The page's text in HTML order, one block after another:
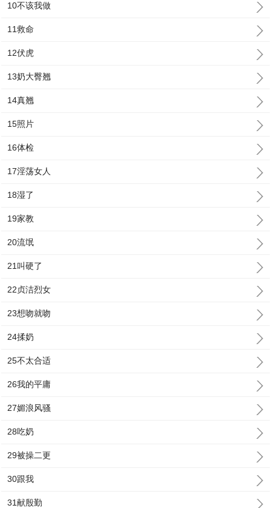
10不该我做
11救命
12伏虎
13奶大臀翘
14真翘
15照片
16体检
17淫荡女人
18湿了
19家教
20流氓
21叫硬了
22贞洁烈女
23想吻就吻
24揉奶
25不太合适
26我的平庸
27媚浪风骚
28吃奶
29被操二更
30跟我
31献殷勤